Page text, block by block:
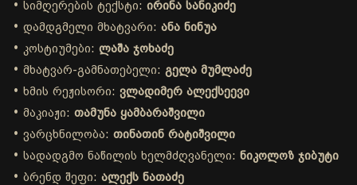
• სიმღერების ტექსტი: ირინა სანიკიძე
• დამდგმელი მხატვარი: ანა ნინუა
• კოსტიუმები: ლაშა ჯოხაძე
• მხატვარ-გამნათებელი: გელა მუმლაძე
• ხმის რეჟისორი: ვლადიმერ ალექსეევი
• მაკიაჟი: თამუნა ყამბარაშვილი
• ვარცხნილობა: თინათინ რატიშვილი
• სადადგმო ნაწილის ხელმძღვანელი: ნიკოლოზ ჯიბუტი
• ბრენდ შეფი: ალექს ნათაძე